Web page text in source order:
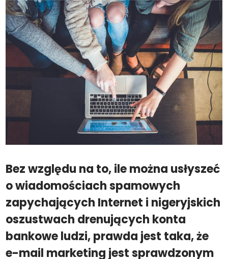
Bez względu na to, ile można usłyszeć
o wiadomościach spamowych
zapychających Internet i nigeryjskich
oszustwach drenujących konta
bankowe ludzi, prawda jest taka, że ​​
e-mail marketing jest sprawdzonym